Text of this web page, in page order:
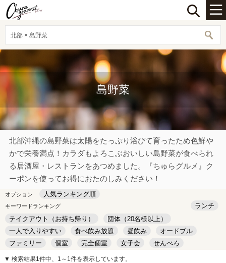
北部 × 島野菜
島野菜
北部沖縄の島野菜は太陽をたっぷり浴びて育ったため色鮮や
かで栄養満点！カラダもよろこぶおいしい島野菜が食べられ
る居酒屋・レストランをあつめました。『ちゅらグルメ』ク
ーポンを使ってお得におたのしみください！
オプション 人気ランキング順
キーワードランキング
ランチ
テイクアウト（お持ち帰り）
団体（20名様以上）
一人で入りやすい
食べ飲み放題 昼飲み
オードブル
ファミリー
個室 完全個室 女子会
せんべろ
キッズルーム
安い デート
▼ 検索結果1件中、1～1件を表示しています。